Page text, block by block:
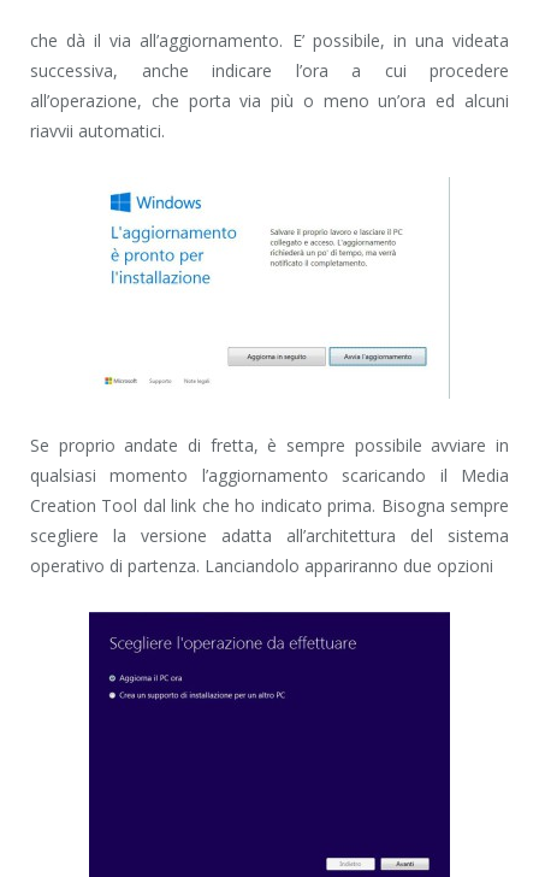
che dà il via all’aggiornamento. E’ possibile, in una videata
successiva, anche indicare l’ora a cui procedere
all’operazione, che porta via più o meno un’ora ed alcuni
riavvii automatici.
Se proprio andate di fretta, è sempre possibile avviare in
qualsiasi momento l’aggiornamento scaricando il Media
Creation Tool dal link che ho indicato prima. Bisogna sempre
scegliere la versione adatta all’architettura del sistema
operativo di partenza. Lanciandolo appariranno due opzioni